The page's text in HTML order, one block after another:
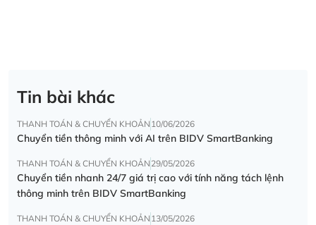
Tin bài khác
THANH TOÁN & CHUYỂN KHOẢN 10/06/2026
Chuyển tiền thông minh với AI trên BIDV SmartBanking
THANH TOÁN & CHUYỂN KHOẢN 29/05/2026
Chuyển tiền nhanh 24/7 giá trị cao với tính năng tách lệnh
thông minh trên BIDV SmartBanking
THANH TOÁN & CHUYỂN KHOẢN 13/05/2026